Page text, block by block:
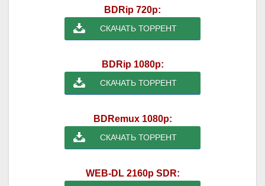
BDRip 720p:
СКАЧАТЬ ТОРРЕНТ
BDRip 1080p:
СКАЧАТЬ ТОРРЕНТ
BDRemux 1080p:
СКАЧАТЬ ТОРРЕНТ
WEB-DL 2160p SDR: